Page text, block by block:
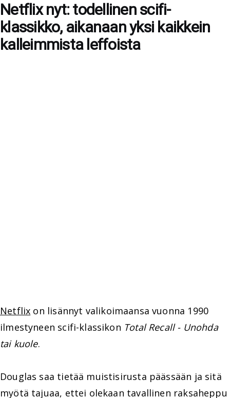
Netflix nyt: todellinen scifi-
klassikko, aikanaan yksi kaikkein
kalleimmista leffoista
Netflix on lisännyt valikoimaansa vuonna 1990
ilmestyneen scifi-klassikon Total Recall - Unohda
tai kuole.
Douglas saa tietää muistisirusta päässään ja sitä
myötä tajuaa, ettei olekaan tavallinen raksaheppu